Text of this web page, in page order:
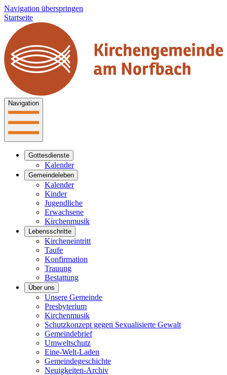
Navigation überspringen
Startseite
Navigation
Gottesdienste
Kalender
Gemeindeleben
Kalender
Kinder
Jugendliche
Erwachsene
Kirchenmusik
Lebensschritte
Kircheneintritt
Taufe
Konfirmation
Trauung
Bestattung
Über uns
Unsere Gemeinde
Presbyterium
Kirchenmusik
Schutzkonzept gegen Sexualisierte Gewalt
Gemeindebrief
Umweltschutz
Eine-Welt-Laden
Gemeindegeschichte
Neuigkeiten-Archiv